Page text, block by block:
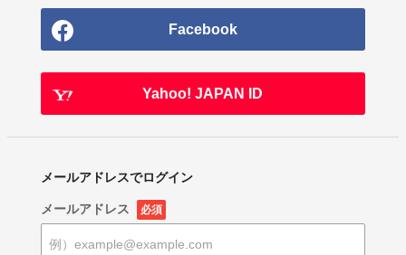
Facebook
Yahoo! JAPAN ID
メールアドレスでログイン
メールアドレス 必須